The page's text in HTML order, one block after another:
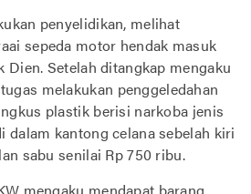
penyelidikan, melihat
sepeda motor hendak masuk
Dien. Setelah ditangkap mengaku
melakukan penggeledahan
plastik berisi narkoba jenis
dalam kantong celana sebelah kiri
sabu senilai Rp 750 ribu.